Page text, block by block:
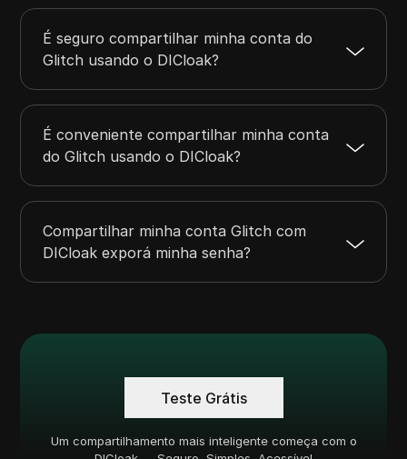
É seguro compartilhar minha conta do
Glitch usando o DICloak?
É conveniente compartilhar minha conta
do Glitch usando o DICloak?
Compartilhar minha conta Glitch com
DICloak exporá minha senha?
Teste Grátis
Um compartilhamento mais inteligente começa com o